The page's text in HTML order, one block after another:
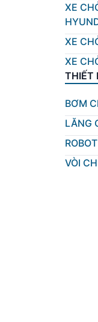
XE
XE
XE
THIẾT
BƠM
LĂNG
VÒI